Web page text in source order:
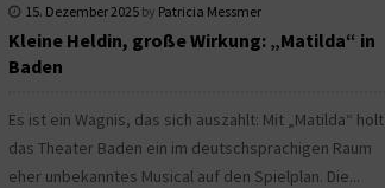
15. Dezember 2025 by Patricia Messmer
Kleine Heldin, große Wirkung: „Matilda“ in
Baden
Es ist ein Wagnis, das sich auszahlt: Mit „Matilda“ holt
das Theater Baden ein im deutschsprachigen Raum
eher unbekanntes Musical auf den Spielplan. Die...